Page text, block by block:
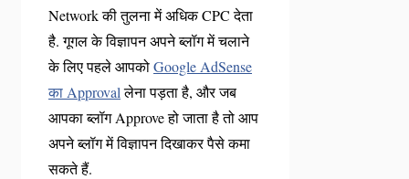
Network की तुलना में अधिक CPC देता
है. गूगल के विज्ञापन अपने ब्लॉग में चलाने
के लिए पहले आपकोGoogle AdSense
का Approvalलेना पड़ता है, और जब
आपका ब्लॉग Approve हो जाता है तो आप
अपने ब्लॉग में विज्ञापन दिखाकर पैसे कमा
सकते हैं.